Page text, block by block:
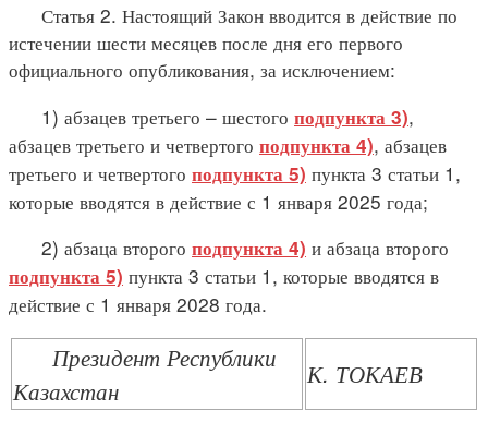
Статья 2. Настоящий Закон вводится в действие по
истечении шести месяцев после дня его первого
официального опубликования, за исключением:
1) абзацев третьего – шестого подпункта 3),
абзацев третьего и четвертого подпункта 4), абзацев
третьего и четвертого подпункта 5) пункта 3 статьи 1,
которые вводятся в действие с 1 января 2025 года;
2) абзаца второго подпункта 4) и абзаца второго
подпункта 5) пункта 3 статьи 1, которые вводятся в
действие с 1 января 2028 года.
Президент Республики
Казахстан
К. ТОКАЕВ